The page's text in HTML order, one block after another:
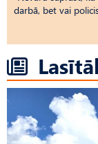
darbā, bet vai